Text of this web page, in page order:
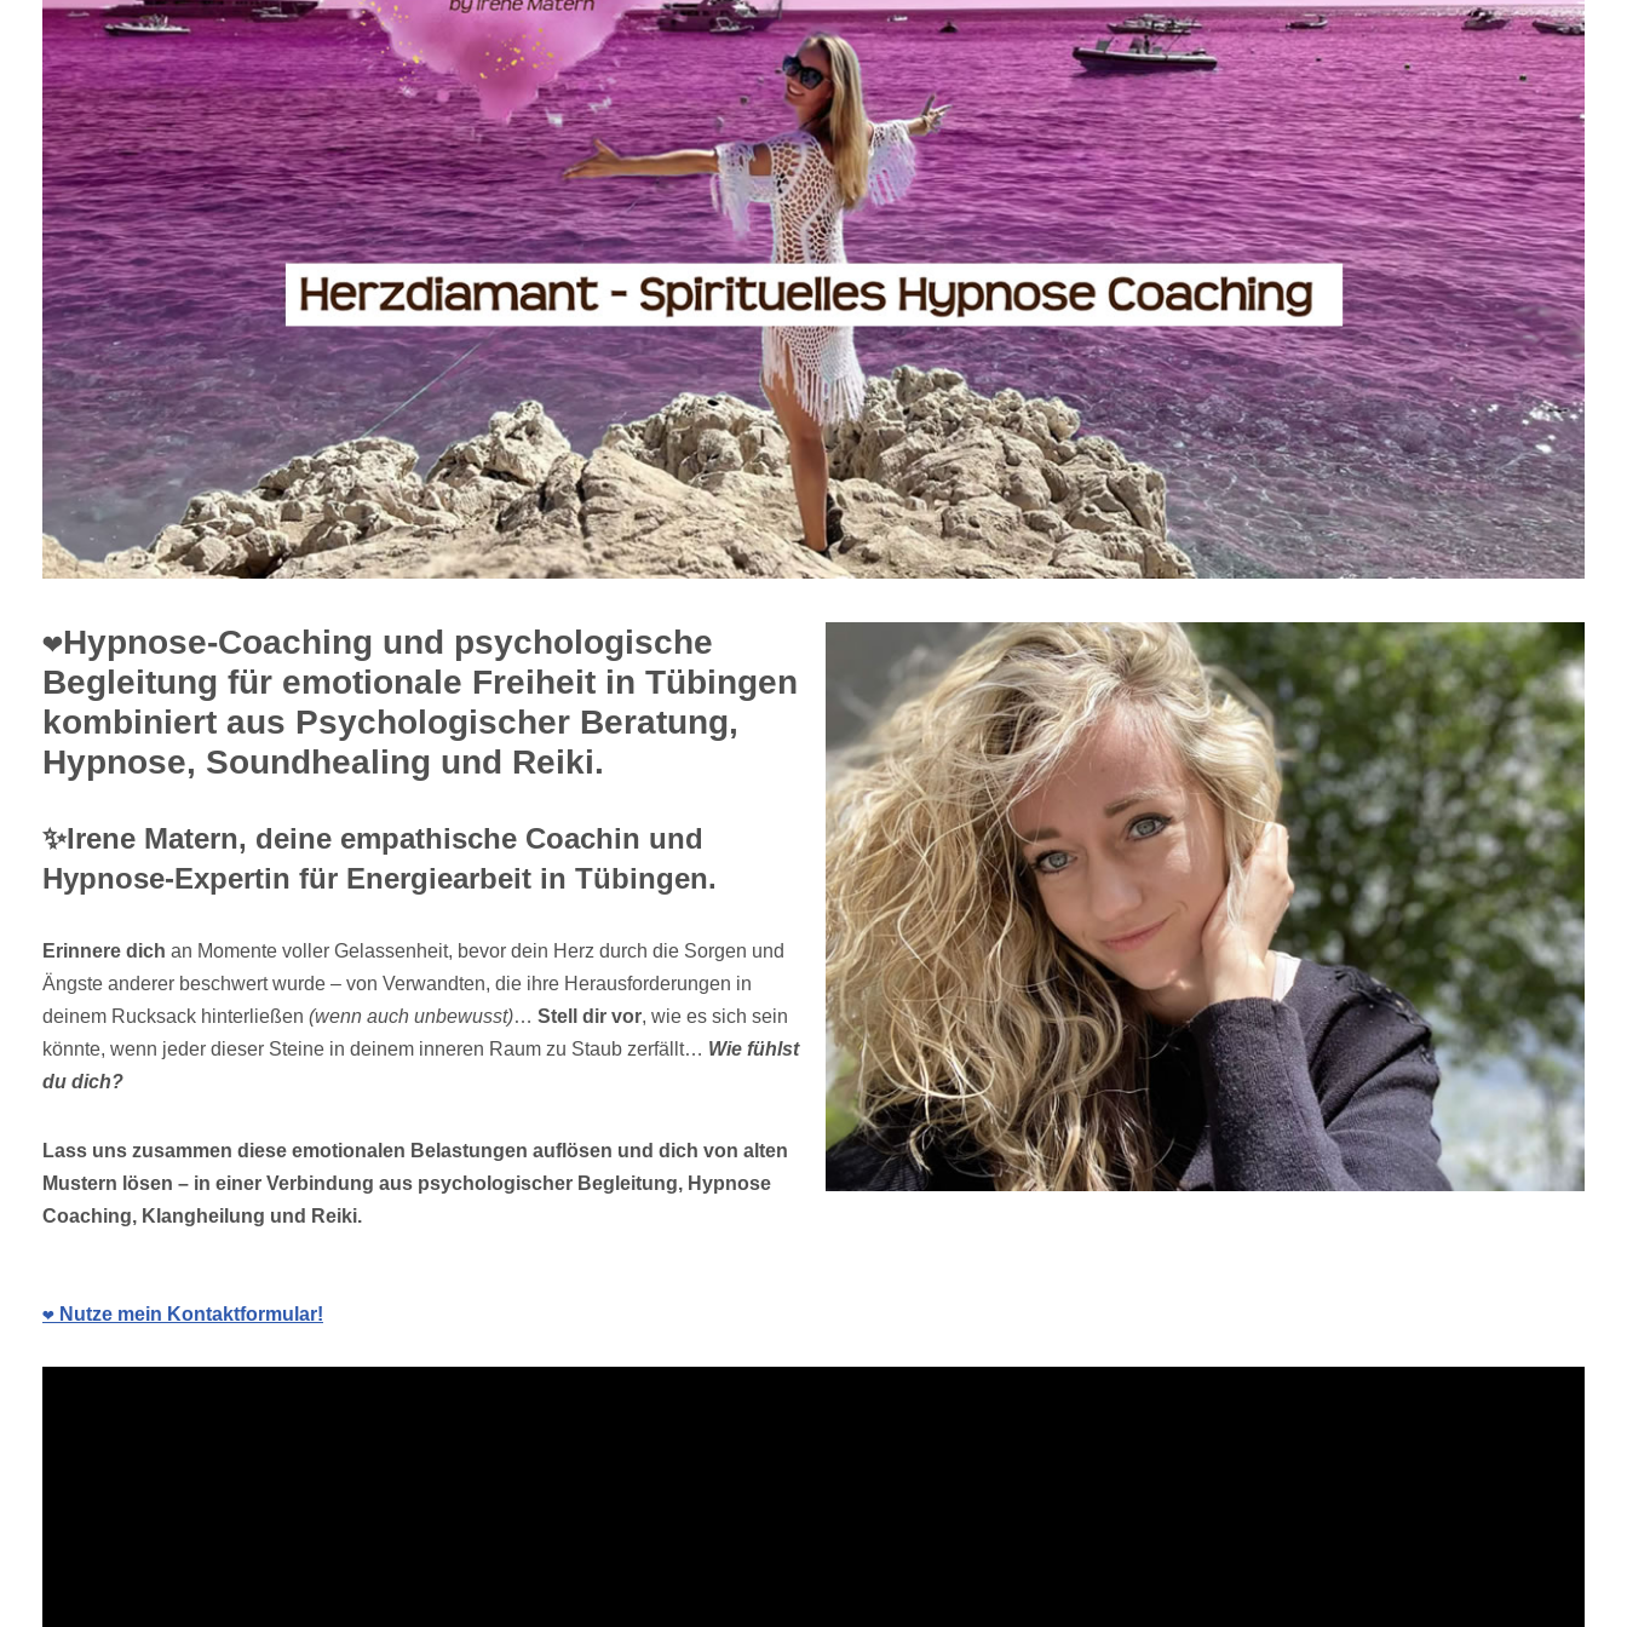
❤️Hypnose-Coaching und psychologische
Begleitung für emotionale Freiheit in Tübingen
kombiniert aus Psychologischer Beratung,
Hypnose, Soundhealing und Reiki.
✨Irene Matern, deine empathische Coachin und
Hypnose-Expertin für Energiearbeit in Tübingen.
Erinnere dich an Momente voller Gelassenheit, bevor dein Herz durch die Sorgen und
Ängste anderer beschwert wurde – von Verwandten, die ihre Herausforderungen in
deinem Rucksack hinterließen (wenn auch unbewusst)… Stell dir vor, wie es sich sein
könnte, wenn jeder dieser Steine in deinem inneren Raum zu Staub zerfällt… Wie fühlst
du dich?
Lass uns zusammen diese emotionalen Belastungen auflösen und dich von alten
Mustern lösen – in einer Verbindung aus psychologischer Begleitung, Hypnose
Coaching, Klangheilung und Reiki.
❤️ Nutze mein Kontaktformular!